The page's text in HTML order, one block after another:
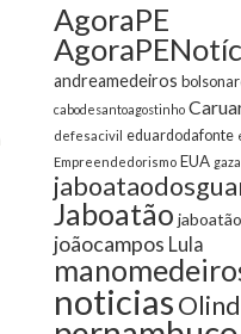
AgoraPE
andreamedeiros
cabodesantoagostinho
defesacivil eduardodafonte
Empreendedorismo EUA gaza
Jaboatão
joãocampos Lula
noticias